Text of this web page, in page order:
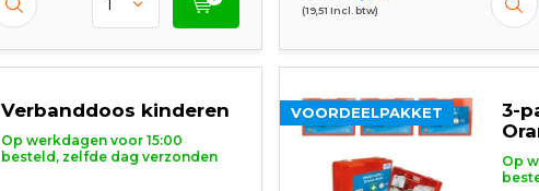
(19,51 Incl. btw)
Verbanddoos kinderen
Op werkdagen voor 15:00
besteld, zelfde dag verzonden
3-
Op
VOORDEELPAKKET